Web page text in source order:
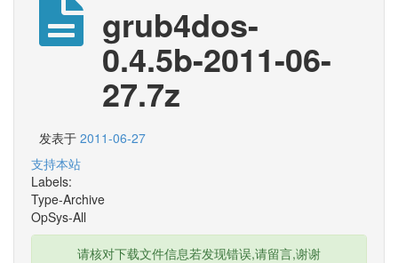
grub4dos-
0.4.5b-2011-06-
27.7z
发表于 2011-06-27
支持本站
Labels:
Type-Archive
OpSys-All
请核对下载文件信息若发现错误,请留言,谢谢